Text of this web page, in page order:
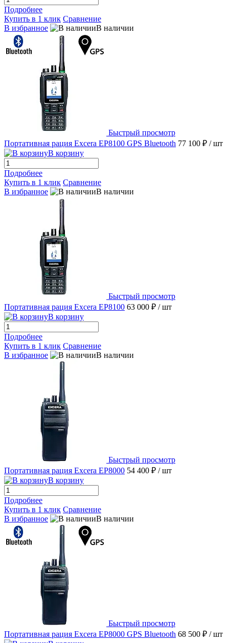
Подробнее
Купить в 1 клик Сравнение
В избранное
В наличии
Быстрый просмотр
Портативная рация Excera EP8100 GPS Bluetooth 77 100 ₽ / шт
В корзину
Подробнее
Купить в 1 клик Сравнение
В избранное
В наличии
Быстрый просмотр
Портативная рация Excera EP8100 63 000 ₽ / шт
В корзину
Подробнее
Купить в 1 клик Сравнение
В избранное
В наличии
Быстрый просмотр
Портативная рация Excera EP8000 54 400 ₽ / шт
В корзину
Подробнее
Купить в 1 клик Сравнение
В избранное
В наличии
Быстрый просмотр
Портативная рация Excera EP8000 GPS Bluetooth 68 500 ₽ / шт